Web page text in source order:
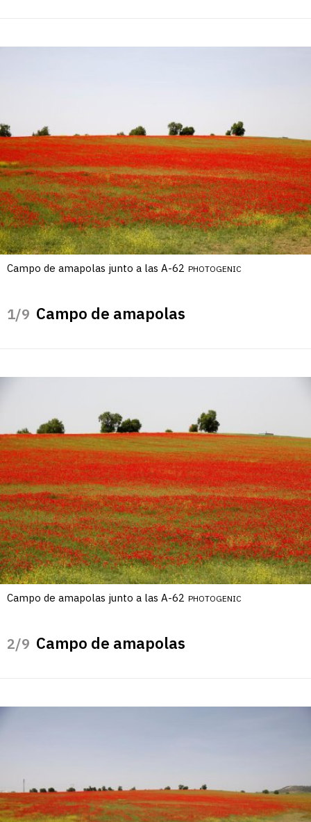
Campo de amapolas junto a las A-62 PHOTOGENIC
/9 Campo de amapolas
Campo de amapolas junto a las A-62 PHOTOGENIC
/9 Campo de amapolas